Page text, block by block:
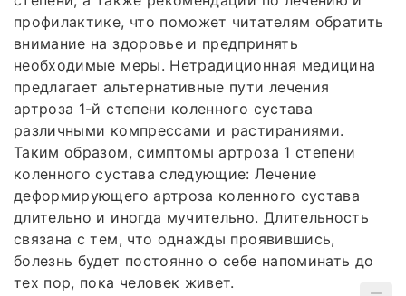
профилактике, что поможет читателям обратить
внимание на здоровье и предпринять
необходимые меры. Нетрадиционная медицина
предлагает альтернативные пути лечения
артроза 1-й степени коленного сустава
различными компрессами и растираниями.
Таким образом, симптомы артроза 1 степени
коленного сустава следующие: Лечение
деформирующего артроза коленного сустава
длительно и иногда мучительно. Длительность
связана с тем, что однажды проявившись,
болезнь будет постоянно о себе напоминать до
тех пор, пока человек живет.